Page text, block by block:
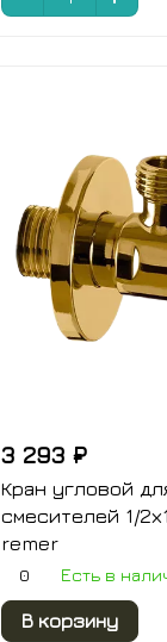
3 293 ₽
Кран угловой
смесителей 1/
remer
0 Есть в
В корзину